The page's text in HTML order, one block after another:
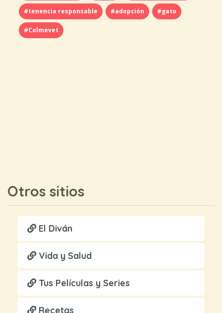
#tenencia responsable #adopción #gato
#Colmevet
Otros sitios
El Diván
Vida y Salud
Tus Películas y Series
Recetas